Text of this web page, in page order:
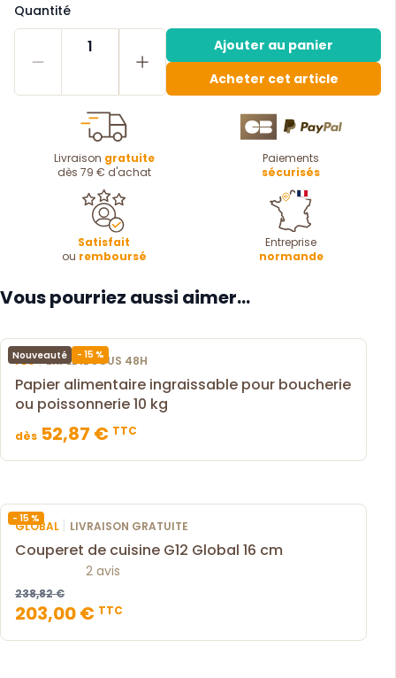
Quantité
1
Ajouter au panier
Acheter cet article
Livraison gratuite
dès 79 € d'achat
Paiements
sécurisés
Satisfait
ou remboursé
Entreprise
normande
Vous pourriez aussi aimer...
Nouveauté - 15 %
FLO| EXPÉDIÉ SOUS 48H
Papier alimentaire ingraissable pour boucherie
ou poissonnerie 10 kg
dès 52,87 € TTC
- 15 %
GLOBAL | LIVRAISON GRATUITE
Couperet de cuisine G12 Global 16 cm
2 avis
238,82 €
203,00 € TTC